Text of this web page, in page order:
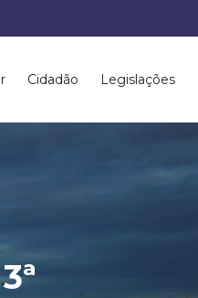
Cidadão Legislações